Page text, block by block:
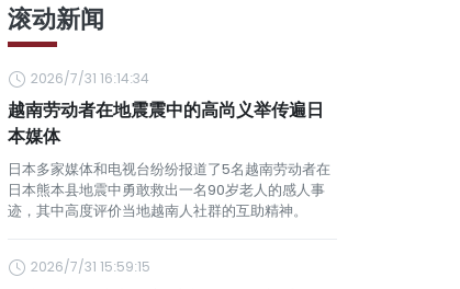
滚动新闻
2026/7/31 16:14:34
越南劳动者在地震震中的高尚义举传遍日
本媒体
日本多家媒体和电视台纷纷报道了5名越南劳动者在
日本熊本县地震中勇敢救出一名90岁老人的感人事
迹，其中高度评价当地越南人社群的互助精神。
2026/7/31 15:59:15